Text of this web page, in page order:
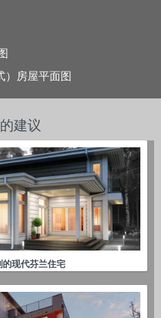
）房屋平面图
建议
现代芬兰住宅